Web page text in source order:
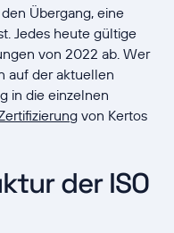
Übergang, eine
Jedes heute gültige
von 2022 ab. Wer
auf der aktuellen
in die einzelnen
von Kertos
der ISO